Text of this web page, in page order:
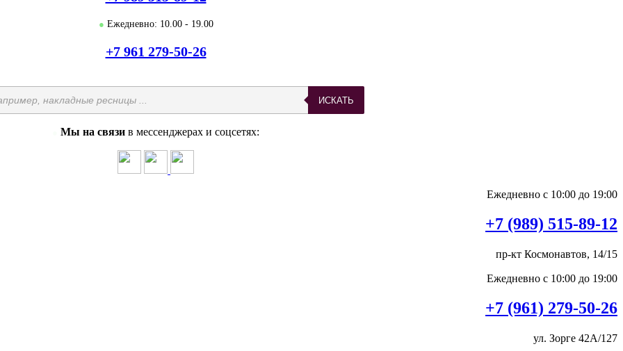
● Ежедневно: 10.00 - 19.00
+7 961 279-50-26
ИСКАТЬ
Мы на связи в мессенджерах и соцсетях:
Ежедневно с 10:00 до 19:00
+7 (989) 515-89-12
пр-кт Космонавтов, 14/15
Ежедневно с 10:00 до 19:00
+7 (961) 279-50-26
ул. Зорге 42А/127